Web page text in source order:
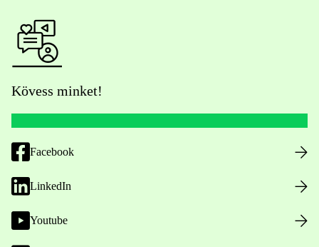
Kövess minket!
Facebook
LinkedIn
Youtube